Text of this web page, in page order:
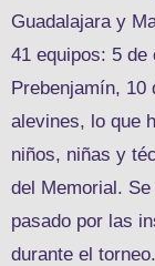
Guadalajara y
41 equipos: 5
Prebenjamín, 10
alevines, lo que
niños, niñas y
del Memorial.
pasado por las
durante el torneo.